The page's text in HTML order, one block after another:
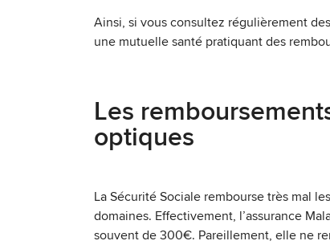
Ainsi, si vous consultez régulièrement
une mutuelle santé pratiquant des
Les
optiques
La Sécurité Sociale rembourse très mal
domaines. Effectivement, l’assurance
souvent de 300€. Pareillement, elle ne